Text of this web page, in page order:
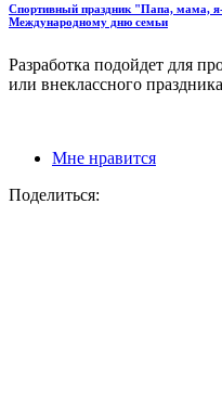
Спортивный праздник "Папа, мама,
Международному дню семьи
Разработка подойдет для
или внеклассного
Мне нравится
Поделиться: